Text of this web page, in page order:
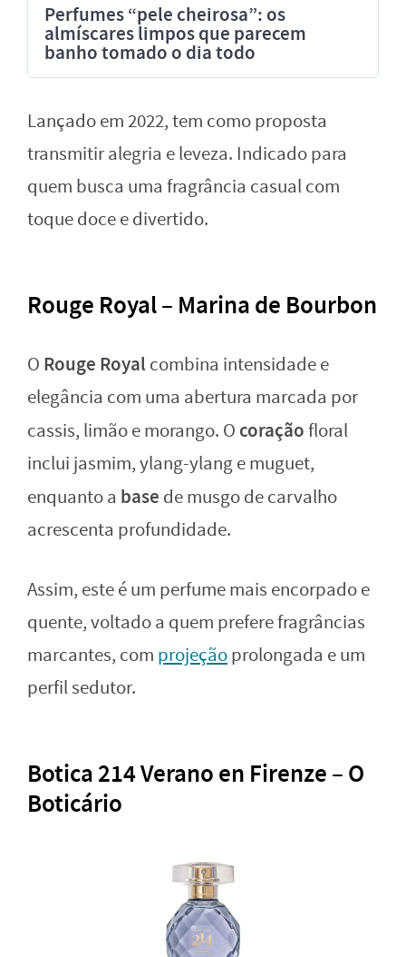
Perfumes “pele cheirosa”: os
almíscares limpos que parecem
banho tomado o dia todo
Lançado em 2022, tem como proposta
transmitir alegria e leveza. Indicado para
quem busca uma fragrância casual com
toque doce e divertido.
Rouge Royal – Marina de Bourbon
O Rouge Royal combina intensidade e
elegância com uma abertura marcada por
cassis, limão e morango. O coraçãofloral
inclui jasmim, ylang-ylang e muguet,
enquanto a base de musgo de carvalho
acrescenta profundidade.
Assim, este é um perfume mais encorpado e
quente, voltado a quem prefere fragrâncias
marcantes, com projeçãoprolongada e um
perfil sedutor.
Botica 214 Verano en Firenze – O
Boticário